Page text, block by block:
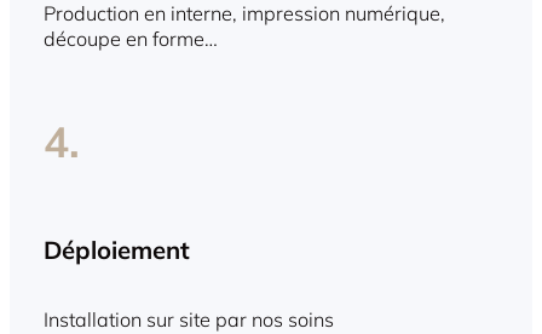
Production en interne, impression numérique,
découpe en forme…
4.
Déploiement
Installation sur site par nos soins